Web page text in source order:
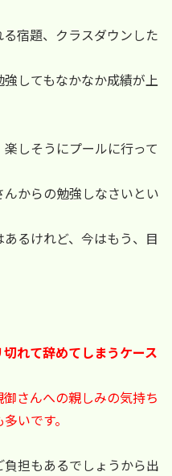
宿題、クラスダウンした
してもなかなか成績が上
しそうにプールに行って
からの勉強しなさいとい
るけれど、今はもう、目
れて辞めてしまうケース
さんへの親しみの気持ち
いです。
担もあるでしょうから出